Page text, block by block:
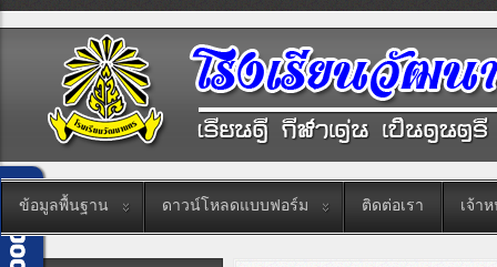
ข้อมูลพื้นฐาน ดาวน์โหลดแบบฟอร์ม ติดต่อเรา เจ้า